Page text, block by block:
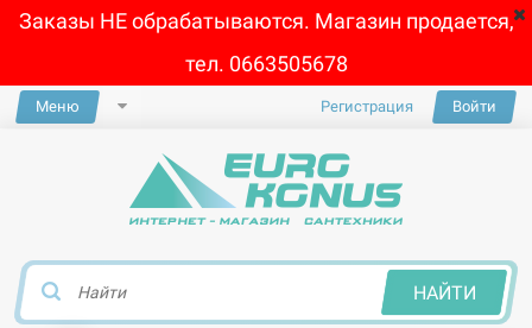
Заказы НЕ обрабатываются. Магазин продается,
тел. 0663505678
Меню Регистрация Войти
НАЙТИ